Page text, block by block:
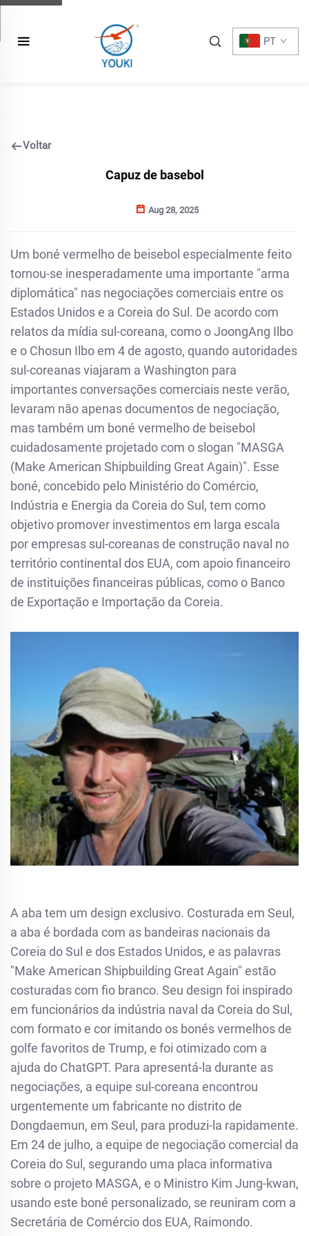
PT
Voltar
Capuz de basebol
Aug 28, 2025
Um boné vermelho de beisebol especialmente feito
tornou-se inesperadamente uma importante "arma
diplomática" nas negociações comerciais entre os
Estados Unidos e a Coreia do Sul. De acordo com
relatos da mídia sul-coreana, como o JoongAng Ilbo
e o Chosun Ilbo em 4 de agosto, quando autoridades
sul-coreanas viajaram a Washington para
importantes conversações comerciais neste verão,
levaram não apenas documentos de negociação,
mas também um boné vermelho de beisebol
cuidadosamente projetado com o slogan "MASGA
(Make American Shipbuilding Great Again)". Esse
boné, concebido pelo Ministério do Comércio,
Indústria e Energia da Coreia do Sul, tem como
objetivo promover investimentos em larga escala
por empresas sul-coreanas de construção naval no
território continental dos EUA, com apoio financeiro
de instituições financeiras públicas, como o Banco
de Exportação e Importação da Coreia.
A aba tem um design exclusivo. Costurada em Seul,
a aba é bordada com as bandeiras nacionais da
Coreia do Sul e dos Estados Unidos, e as palavras
"Make American Shipbuilding Great Again" estão
costuradas com fio branco. Seu design foi inspirado
em funcionários da indústria naval da Coreia do Sul,
com formato e cor imitando os bonés vermelhos de
golfe favoritos de Trump, e foi otimizado com a
ajuda do ChatGPT. Para apresentá-la durante as
negociações, a equipe sul-coreana encontrou
urgentemente um fabricante no distrito de
Dongdaemun, em Seul, para produzi-la rapidamente.
Em 24 de julho, a equipe de negociação comercial da
Coreia do Sul, segurando uma placa informativa
sobre o projeto MASGA, e o Ministro Kim Jung-kwan,
usando este boné personalizado, se reuniram com a
Secretária de Comércio dos EUA, Raimondo.